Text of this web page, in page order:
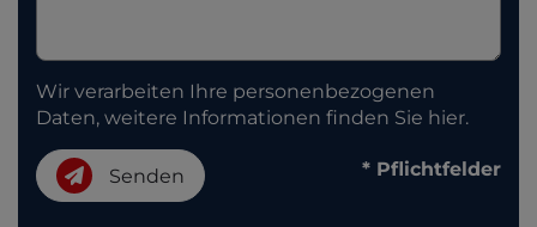
Wir verarbeiten Ihre personenbezogenen
Daten, weitere Informationen finden Sie hier.
Senden * Pflichtfelder